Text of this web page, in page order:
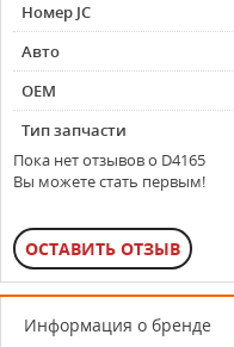
Номер JC
Авто
OEM
Тип запчасти
Пока нет отзывов о D4165
Вы можете стать первым!
ОСТАВИТЬ ОТЗЫВ
Информация о бренде